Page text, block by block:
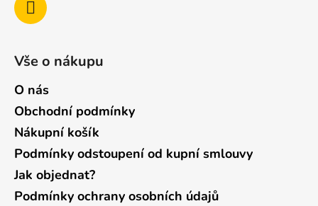
Vše o nákupu
O nás
Obchodní podmínky
Nákupní košík
Podmínky odstoupení od kupní smlouvy
Jak objednat?
Podmínky ochrany osobních údajů